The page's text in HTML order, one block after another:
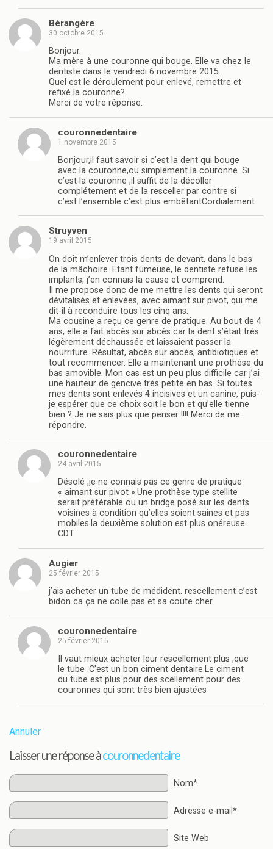
Bérangère
30 octobre 2015
Bonjour.
Ma mère à une couronne qui bouge. Elle va chez le
dentiste dans le vendredi 6 novembre 2015.
Quel est le déroulement pour enlevé, remettre et
refixé la couronne?
Merci de votre réponse.
couronnedentaire
1 novembre 2015
Bonjour,il faut savoir si c’est la dent qui bouge
avec la couronne,ou simplement la couronne .Si
c’est la couronne ,il suffit de la décoller
complétement et de la resceller par contre si
c’est l’ensemble c’est plus embêtantCordialement
Struyven
19 avril 2015
On doit m’enlever trois dents de devant, dans le bas
de la mâchoire. Etant fumeuse, le dentiste refuse les
implants, j’en connais la cause et comprend.
Il me propose donc de me mettre les dents qui seront
dévitalisés et enlevées, avec aimant sur pivot, qui me
dit-il à reconduire tous les cinq ans.
Ma cousine a reçu ce genre de pratique. Au bout de 4
ans, elle a fait abcès sur abcès car la dent s’était très
légèrement déchaussée et laissaient passer la
nourriture. Résultat, abcès sur abcès, antibiotiques et
tout recommencer. Elle a maintenant une prothèse du
bas amovible. Mon cas est un peu plus difficile car j’ai
une hauteur de gencive très petite en bas. Si toutes
mes dents sont enlevés 4 incisives et un canine, puis-
je espérer que ce choix soit le bon et qu’elle tienne
bien ? Je ne sais plus que penser !!!! Merci de me
répondre.
couronnedentaire
24 avril 2015
Désolé ,je ne connais pas ce genre de pratique
« aimant sur pivot ».Une prothèse type stellite
serait préférable ou un bridge posé sur les dents
voisines à condition qu’elles soient saines et pas
mobiles.la deuxième solution est plus onéreuse.
CDT
Augier
25 février 2015
j’ais acheter un tube de médident. rescellement c’est
bidon ca ça ne colle pas et sa coute cher
couronnedentaire
25 février 2015
Il vaut mieux acheter leur rescellement plus ,que
le tube .C’est un bon ciment dentaire.Le ciment
du tube est plus pour des scellement pour des
couronnes qui sont très bien ajustées
Annuler
Laisser une réponse àcouronnedentaire
Nom*
Adresse e-mail*
Site Web